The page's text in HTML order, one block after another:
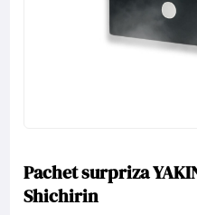
Pachet surpriza
Shichirin